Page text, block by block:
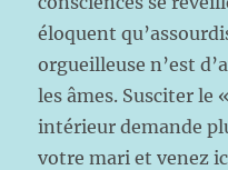
éloquent
orgueilleuse n’est
les âmes. Susciter le
intérieur demande
votre mari et venez